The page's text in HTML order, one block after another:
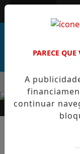
DE CABO VERDE
EM ALTA
PARECE
A
continuar